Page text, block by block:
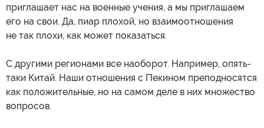
приглашает нас на военные учения, а мы приглашаем
его на свои. Да, пиар плохой, но взаимоотношения
не так плохи, как может показаться.
С другими регионами все наоборот. Например, опять-
таки Китай. Наши отношения с Пекином преподносятся
как положительные, но на самом деле в них множество
вопросов.